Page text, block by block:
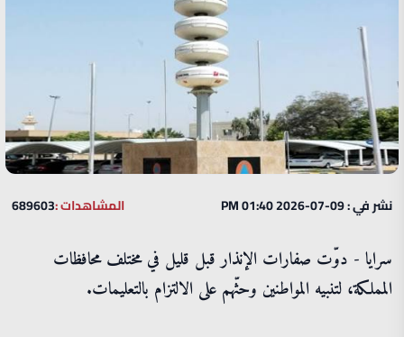
نشر في : 09-07-2026 01:40 PM المشاهدات :689603
سرايا - دوّت صفارات الإنذار قبل قليل في مختلف محافظات
المملكة، لتنبيه المواطنين وحثّهم على الالتزام بالتعليمات.